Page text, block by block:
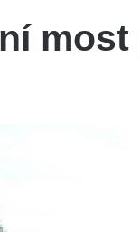
most